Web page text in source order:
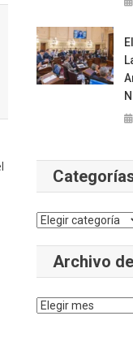
Categorías
Archivo
Archivo